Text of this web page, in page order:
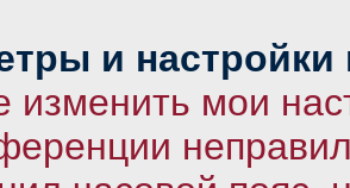
и настройки
изменить мои